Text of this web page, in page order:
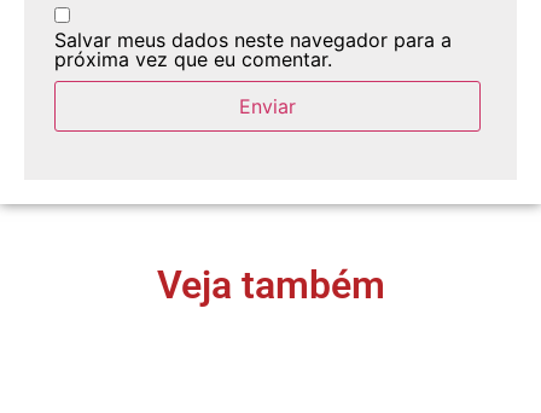
Salvar meus dados neste navegador para a
próxima vez que eu comentar.
Veja também